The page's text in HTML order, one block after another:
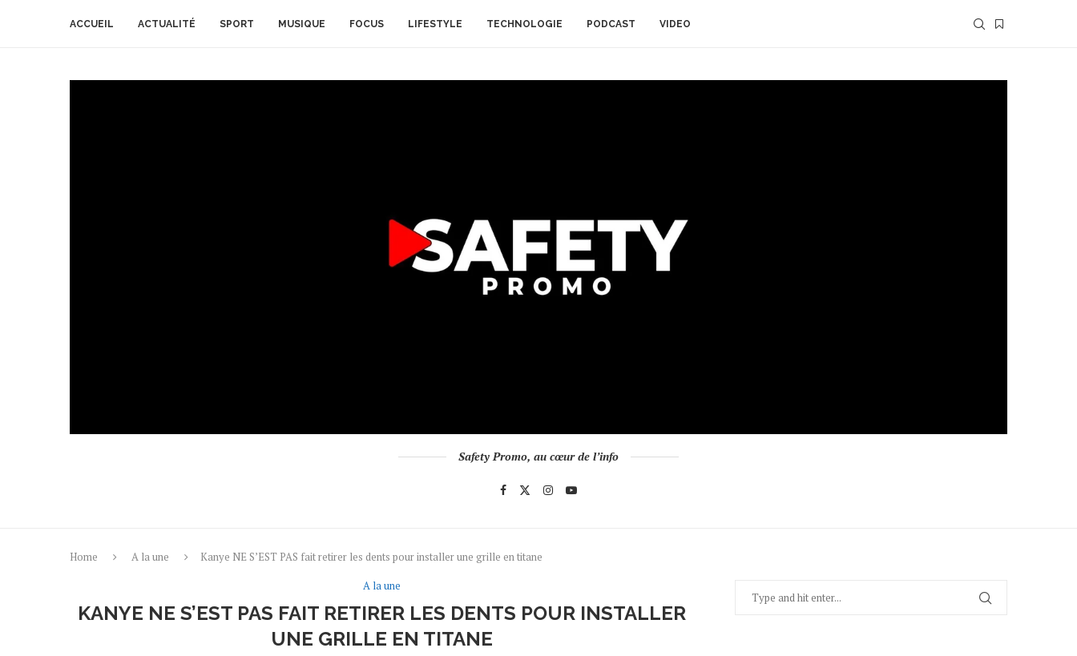
ACCUEIL ACTUALITÉ SPORT MUSIQUE FOCUS LIFESTYLE TECHNOLOGIE PODCAST VIDEO
Safety Promo, au cœur de l’info
Home A la une
Kanye NE S’EST PAS fait retirer les dents pour installer une grille en titane
A la une
KANYE NE S’EST PAS FAIT RETIRER LES DENTS POUR INSTALLER
UNE GRILLE EN TITANE